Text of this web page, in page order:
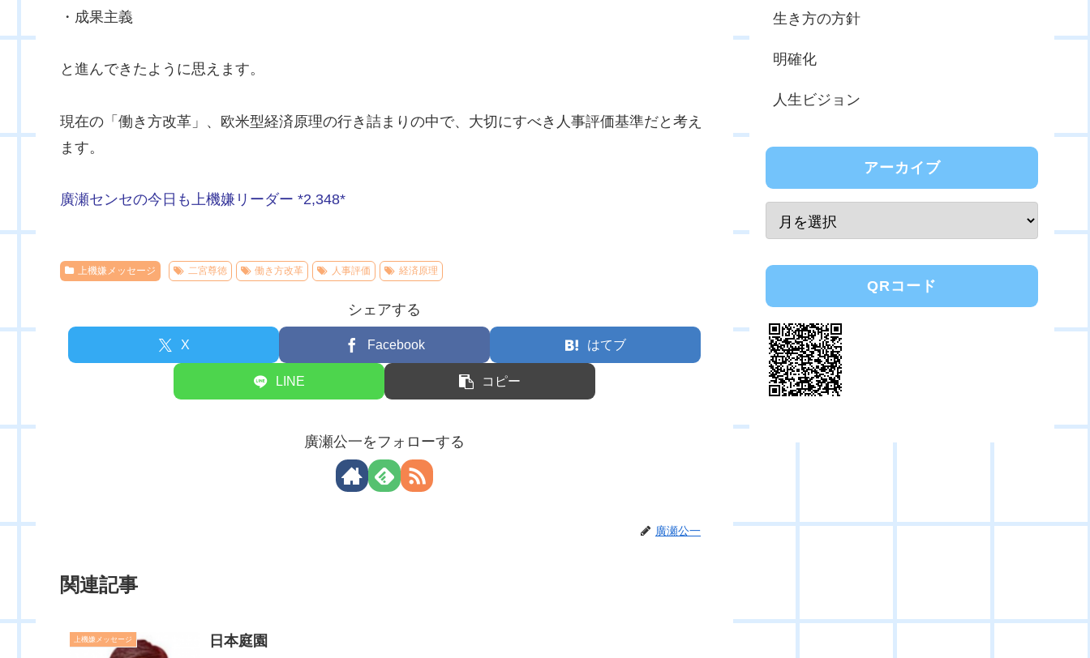
・成果主義
と進んできたように思えます。
現在の「働き方改革」、欧米型経済原理の行き詰まりの中で、大切にすべき人事評価基準だと考え
ます。
廣瀬センセの今日も上機嫌リーダー *2,348*
上機嫌メッセージ 二宮尊徳 働き方改革 人事評価 経済原理
シェアする
X Facebook はてブ
LINE コピー
廣瀬公一をフォローする
廣瀬公一
関連記事
上機嫌メッセージ 日本庭園
生き方の方針
明確化
人生ビジョン
アーカイブ
QRコード